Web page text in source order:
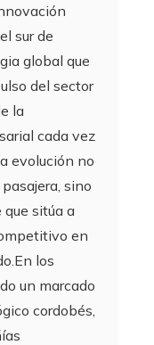
sur de
global que
del sector
la
cada vez
evolución no
sino
sitúa a
en
los
un marcado
cordobés,